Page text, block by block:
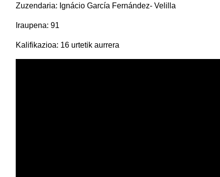
Zuzendaria: Ignácio García Fernández- Velilla
Iraupena: 91
Kalifikazioa: 16 urtetik aurrera